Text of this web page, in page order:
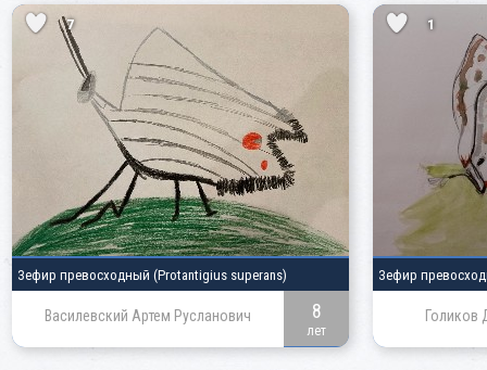
7
Зефир превосходный (Protantigius superans)
Василевский Артем Русланович 8
лет
1
Зефир
Голиков